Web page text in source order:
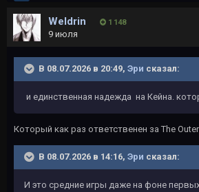
Weldrin 1 148
9 июля
В 08.07.2026 в 20:49, Эри сказал:
и единственная надежда на Кейна.
Который как раз ответственен за The
В 08.07.2026 в 14:16, Эри сказал:
И это средние игры даже на фоне